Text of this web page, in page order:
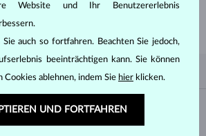
beliebtesten Designs inspirieren - lieber
oder doch romantisch verspielt?
0/0
Website und Ihr Benutzererlebnis
auch so fortfahren. Beachten Sie jedoch,
beeinträchtigen kann. Sie können
Cookies ablehnen, indem Sie hier klicken.
UND FORTFAHREN